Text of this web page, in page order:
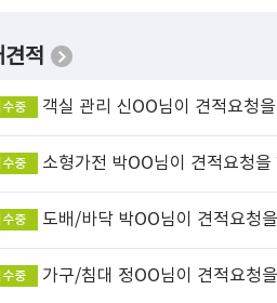
견적
객실 관리
중 신OO님이 견적요청
소형가전
중 박OO님이 견적요청을
도배/바닥
중 박OO님이 견적요청
가구/침대
중 정OO님이 견적요청